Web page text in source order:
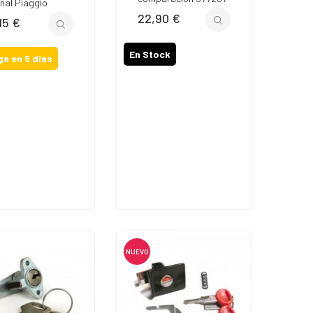
Piaggio
€
en 5 días
Precio
22,90 €
En Stock
NUEVO